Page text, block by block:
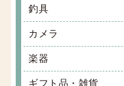
釣具
カメラ
楽器
ギフト品・雑貨